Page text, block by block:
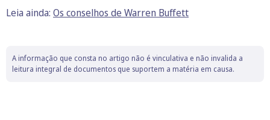
Leia ainda: Os conselhos de Warren Buffett
A informação que consta no artigo não é vinculativa e não invalida a
leitura integral de documentos que suportem a matéria em causa.